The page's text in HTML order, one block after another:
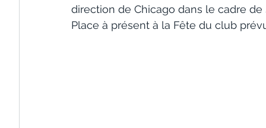
direction de Chicago dans le cadre
Place à présent à la Fête du club